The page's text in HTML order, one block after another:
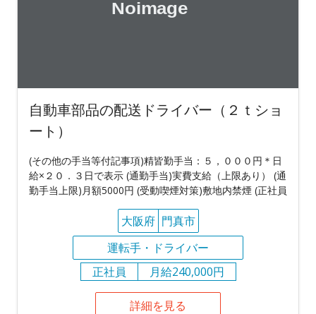
自動車部品の配送ドライバー（２ｔショ
ート）
(その他の手当等付記事項)精皆勤手当：５，０００円＊日
給×２０．３日で表示 (通勤手当)実費支給（上限あり） (通
勤手当上限)月額5000円 (受動喫煙対策)敷地内禁煙 (正社員
大阪府 門真市
運転手・ドライバー
正社員
月給240,000円
詳細を見る